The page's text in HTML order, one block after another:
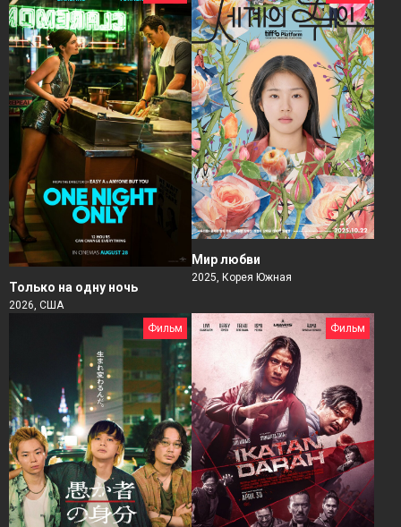
Только на одну ночь
2026, США
Мир любви
2025, Корея Южная
Фильм Фильм